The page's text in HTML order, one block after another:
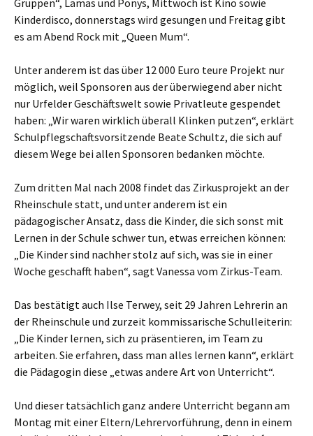
Gruppen“, Lamas und Ponys, Mittwoch ist Kino sowie
Kinderdisco, donnerstags wird gesungen und Freitag gibt
es am Abend Rock mit „Queen Mum“.
Unter anderem ist das über 12 000 Euro teure Projekt nur
möglich, weil Sponsoren aus der überwiegend aber nicht
nur Urfelder Geschäftswelt sowie Privatleute gespendet
haben: „Wir waren wirklich überall Klinken putzen“, erklärt
Schulpflegschaftsvorsitzende Beate Schultz, die sich auf
diesem Wege bei allen Sponsoren bedanken möchte.
Zum dritten Mal nach 2008 findet das Zirkusprojekt an der
Rheinschule statt, und unter anderem ist ein
pädagogischer Ansatz, dass die Kinder, die sich sonst mit
Lernen in der Schule schwer tun, etwas erreichen können:
„Die Kinder sind nachher stolz auf sich, was sie in einer
Woche geschafft haben“, sagt Vanessa vom Zirkus-Team.
Das bestätigt auch Ilse Terwey, seit 29 Jahren Lehrerin an
der Rheinschule und zurzeit kommissarische Schulleiterin:
„Die Kinder lernen, sich zu präsentieren, im Team zu
arbeiten. Sie erfahren, dass man alles lernen kann“, erklärt
die Pädagogin diese „etwas andere Art von Unterricht“.
Und dieser tatsächlich ganz andere Unterricht begann am
Montag mit einer Eltern/Lehrervorführung, denn in einem